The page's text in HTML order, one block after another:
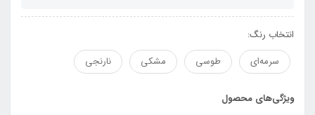
انتخاب رنگ:
سرمه‌ای
طوسی مشکی نارنجی
ویژگی‌های محصول